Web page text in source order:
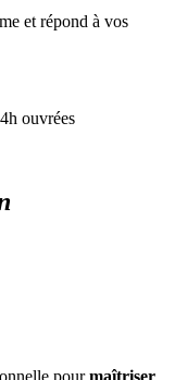
et répond à vos
ouvrées
pourmaîtriser